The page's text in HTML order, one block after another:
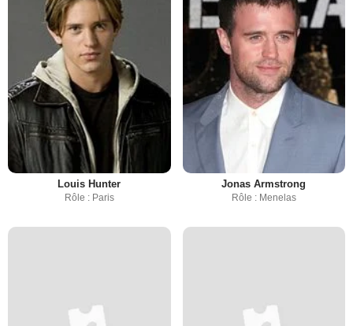
Louis Hunter
Rôle : Paris
Jonas Armstrong
Rôle : Menelas